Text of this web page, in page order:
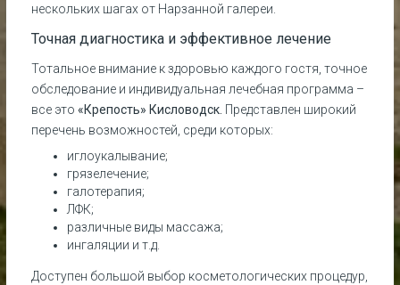
нескольких шагах от Нарзанной галереи.
Точная диагностика и эффективное лечение
Тотальное внимание к здоровью каждого гостя, точное
обследование и индивидуальная лечебная программа –
все это «Крепость» Кисловодск. Представлен широкий
перечень возможностей, среди которых:
иглоукалывание;
грязелечение;
галотерапия;
ЛФК;
различные виды массажа;
ингаляции и т.д.
Доступен большой выбор косметологических процедур,